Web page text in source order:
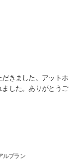
きました。アットホ
した。ありがとうご
ルプラン